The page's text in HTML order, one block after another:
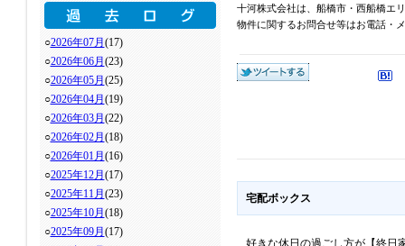
○2026年07月 (17)
○2026年06月 (23)
○2026年05月 (25)
○2026年04月 (19)
○2026年03月 (22)
○2026年02月 (18)
○2026年01月 (16)
○2025年12月 (17)
○2025年11月 (23)
○2025年10月 (18)
○2025年09月 (17)
十河株式会社は、船橋市・西船橋エ
物件に関するお問合せ等はお電話・
宅配ボックス
好きな休日の過ごし方が【終日